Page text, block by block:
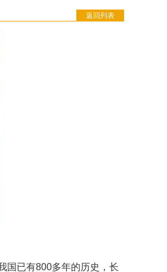
返回列表
已有800多年的历史，长